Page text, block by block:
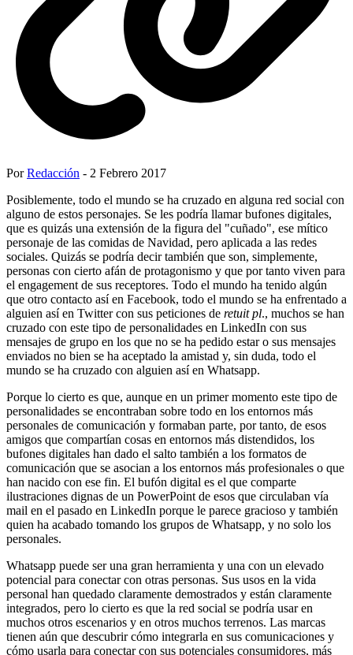
PorRedacción - 2 Febrero 2017
Posiblemente, todo el mundo se ha cruzado en alguna red social con
alguno de estos personajes. Se les podría llamar bufones digitales,
que es quizás una extensión de la figura del "cuñado", ese mítico
personaje de las comidas de Navidad, pero aplicada a las redes
sociales. Quizás se podría decir también que son, simplemente,
personas con cierto afán de protagonismo y que por tanto viven para
el engagement de sus receptores. Todo el mundo ha tenido algún
que otro contacto así en Facebook, todo el mundo se ha enfrentado a
alguien así en Twitter con sus peticiones de retuit pl., muchos se han
cruzado con este tipo de personalidades en LinkedIn con sus
mensajes de grupo en los que no se ha pedido estar o sus mensajes
enviados no bien se ha aceptado la amistad y, sin duda, todo el
mundo se ha cruzado con alguien así en Whatsapp.
Porque lo cierto es que, aunque en un primer momento este tipo de
personalidades se encontraban sobre todo en los entornos más
personales de comunicación y formaban parte, por tanto, de esos
amigos que compartían cosas en entornos más distendidos, los
bufones digitales han dado el salto también a los formatos de
comunicación que se asocian a los entornos más profesionales o que
han nacido con ese fin. El bufón digital es el que comparte
ilustraciones dignas de un PowerPoint de esos que circulaban vía
mail en el pasado en LinkedIn porque le parece gracioso y también
quien ha acabado tomando los grupos de Whatsapp, y no solo los
personales.
Whatsapp puede ser una gran herramienta y una con un elevado
potencial para conectar con otras personas. Sus usos en la vida
personal han quedado claramente demostrados y están claramente
integrados, pero lo cierto es que la red social se podría usar en
muchos otros escenarios y en otros muchos terrenos. Las marcas
tienen aún que descubrir cómo integrarla en sus comunicaciones y
cómo usarla para conectar con sus potenciales consumidores, más